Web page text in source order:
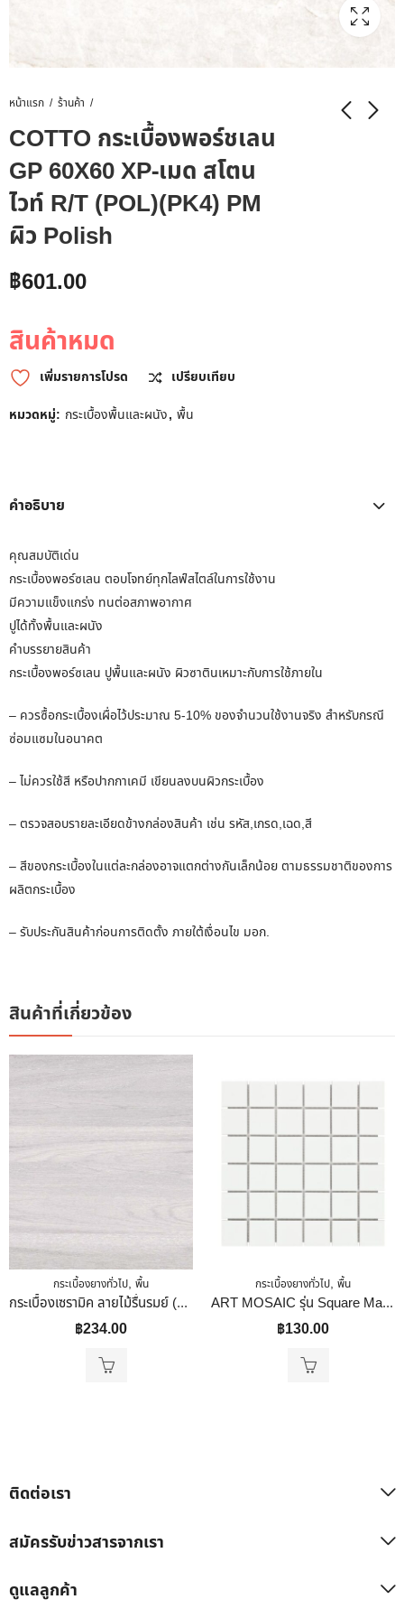
หน้าแรก ร้านค้า
COTTO กระเบื้องพอร์ชเลน
GP 60X60 XP-เมด สโตน
ไวท์ R/T (POL)(PK4) PM
ผิว Polish
฿601.00
สินค้าหมด
เพิ่มรายการโปรด
เปรียบเทียบ
หมวดหมู่: กระเบื้องพื้นและผนัง, พื้น
คำอธิบาย
คุณสมบัติเด่น
กระเบื้องพอร์ซเลน ตอบโจทย์ทุกไลฟ์สไตล์ในการใช้งาน
มีความแข็งแกร่ง ทนต่อสภาพอากาศ
ปูได้ทั้งพื้นและผนัง
คำบรรยายสินค้า
กระเบื้องพอร์ซเลน ปูพื้นและผนัง ผิวซาตินเหมาะกับการใช้ภายใน
– ควรซื้อกระเบื้องเผื่อไว้ประมาณ 5-10% ของจำนวนใช้งานจริง สำหรับกรณี
ซ่อมแซมในอนาคต
– ไม่ควรใช้สี หรือปากกาเคมี เขียนลงบนผิวกระเบื้อง
– ตรวจสอบรายละเอียดข้างกล่องสินค้า เช่น รหัส,เกรด,เฉด,สี
– สีของกระเบื้องในแต่ละกล่องอาจแตกต่างกันเล็กน้อย ตามธรรมชาติของการ
ผลิตกระเบื้อง
– รับประกันสินค้าก่อนการติดตั้ง ภายใต้เงื่อนไข มอก.
สินค้าที่เกี่ยวข้อง
กระเบื้องยางทั่วไป, พื้น
กระเบื้องเซรามิค ลายไม้รื่นรมย์ (หน้ามัน)30 X 30
฿234.00
กระเบื้องยางทั่วไป, พื้น
ART MOSAIC รุ่น Square Matte White ขนาด 306 X 306 X 5.5 Mm. เคลือบด้าน
฿130.00
ติดต่อเรา
สมัครรับข่าวสารจากเรา
ดูแลลูกค้า